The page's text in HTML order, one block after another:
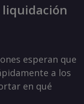
liquidación
esperan que
a los
en qué